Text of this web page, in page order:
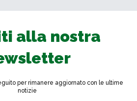
alla nostra
per rimanere aggiornato con le ultime
notizie